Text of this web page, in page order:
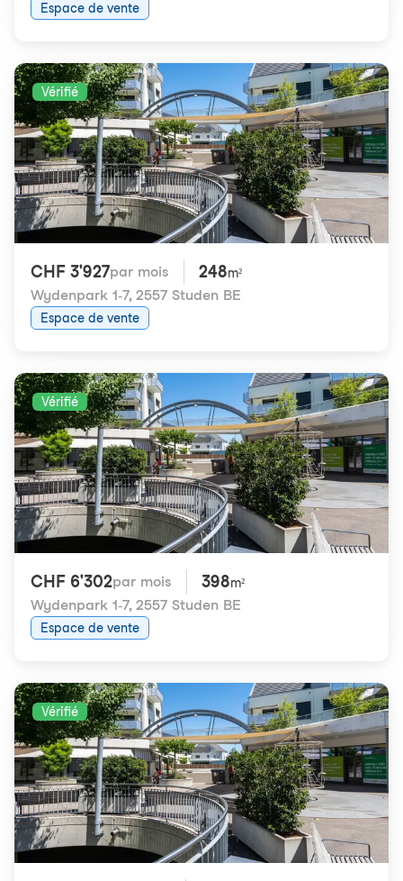
Espace de vente
Vérifié
CHF 3'927par mois 248m²
Wydenpark 1-7, 2557 Studen BE
Espace de vente
Vérifié
CHF 6'302par mois 398m²
Wydenpark 1-7, 2557 Studen BE
Espace de vente
Vérifié